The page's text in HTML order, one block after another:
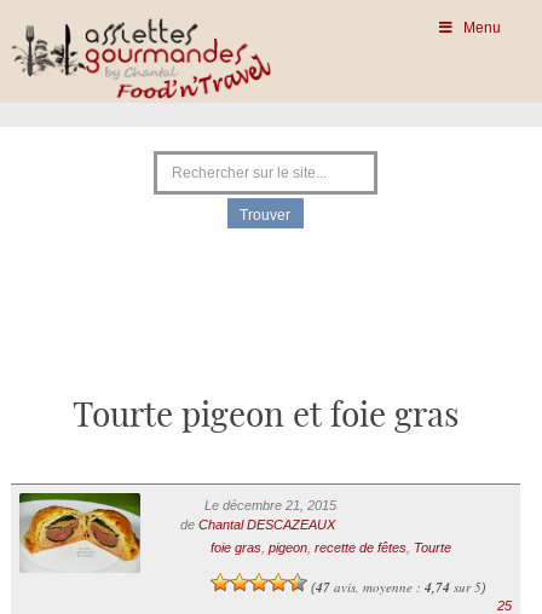
Menu
Tourte pigeon et foie gras
Le décembre 21, 2015
de Chantal DESCAZEAUX
foie gras, pigeon, recette de fêtes, Tourte
(47avis, moyenne : 4,74sur 5)
25